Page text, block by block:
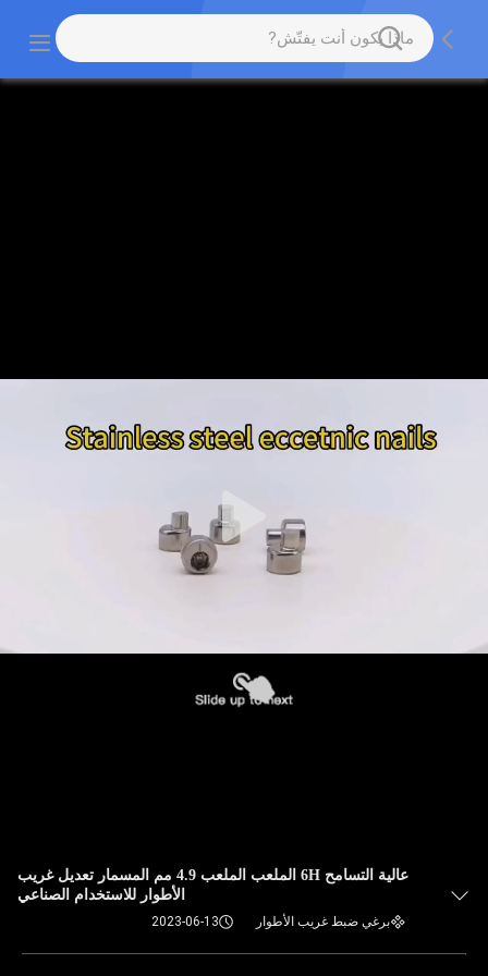
عالية التسامح 6H الملعب الملعب 4.9 مم المسمار تعديل غريب
الأطوار للاستخدام الصناعي
برغي ضبط غريب الأطوار 2023-06-13